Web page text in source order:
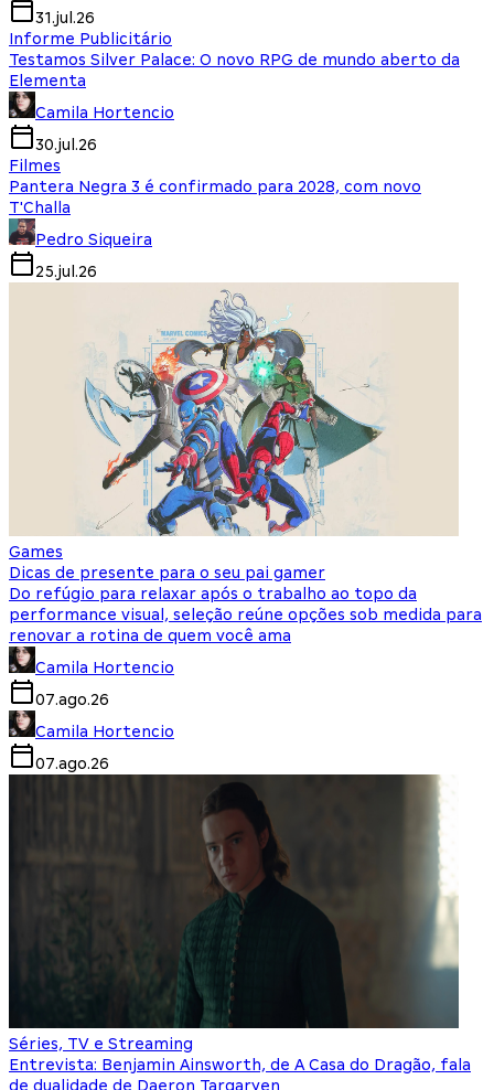
31.jul.26
Informe Publicitário
Testamos Silver Palace: O novo RPG de mundo aberto da
Elementa
Camila Hortencio
30.jul.26
Filmes
Pantera Negra 3 é confirmado para 2028, com novo
T'Challa
Pedro Siqueira
25.jul.26
Games
Dicas de presente para o seu pai gamer
Do refúgio para relaxar após o trabalho ao topo da
performance visual, seleção reúne opções sob medida para
renovar a rotina de quem você ama
Camila Hortencio
07.ago.26
Camila Hortencio
07.ago.26
Séries, TV e Streaming
Entrevista: Benjamin Ainsworth, de A Casa do Dragão, fala
de dualidade de Daeron Targaryen